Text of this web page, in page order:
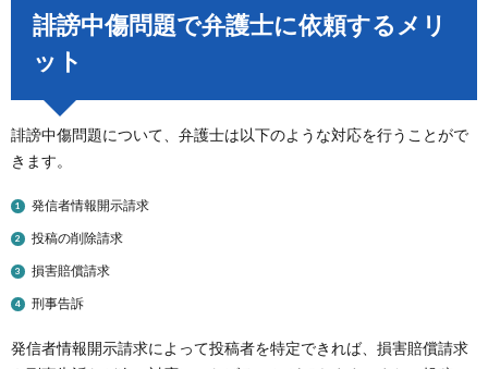
誹謗中傷問題で弁護士に依頼するメリ
ット
誹謗中傷問題について、弁護士は以下のような対応を行うことがで
きます。
発信者情報開示請求
投稿の削除請求
損害賠償請求
刑事告訴
発信者情報開示請求によって投稿者を特定できれば、損害賠償請求